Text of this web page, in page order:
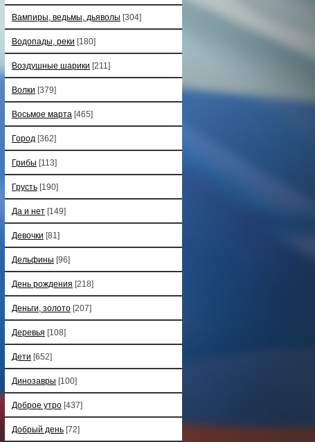
Вампиры, ведьмы, дьяволы [304]
Водопады, реки [180]
Воздушные шарики [211]
Волки [379]
Восьмое марта [465]
Город [362]
Грибы [113]
Грусть [190]
Да и нет [149]
Девочки [81]
Дельфины [96]
День рождения [218]
Деньги, золото [207]
Деревья [108]
Дети [652]
Динозавры [100]
Доброе утро [437]
Добрый день [72]